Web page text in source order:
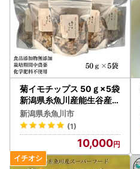
菊イモチップス 50ｇ×5袋
新潟県糸魚川産能生谷産ス
ーパーフード
新潟県糸魚川市
(1)
10,000